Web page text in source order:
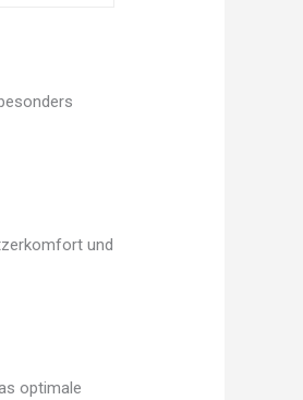
und
optimale